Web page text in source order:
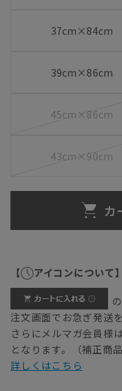
37cm×84cm
39cm×86cm
45cm×86cm
43cm×90cm
カ
【 アイコンについて】
注文画面でお急ぎ発送
さらにメルマガ会員様
となります。（補正商
詳しくはこちら